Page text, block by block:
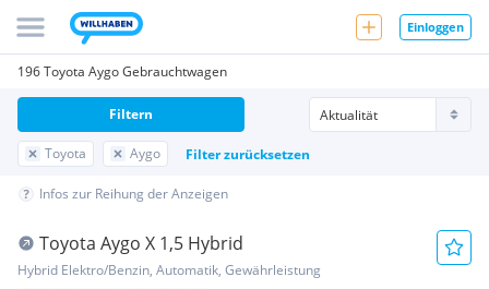
Einloggen
196 Toyota Aygo Gebrauchtwagen
Toyota Aygo Filter zurücksetzen
Filtern
Infos zur Reihung der Anzeigen
Toyota Aygo X 1,5 Hybrid
Hybrid Elektro/Benzin, Automatik, Gewährleistung